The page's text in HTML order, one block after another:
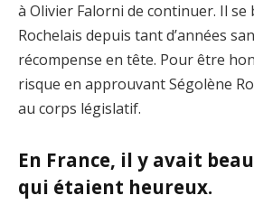
à Olivier Falorni de continuer. Il se
Rochelais depuis tant d’années
récompense en tête. Pour être
risque en approuvant Ségolène
au corps législatif.
En France, il y avait
qui étaient heureux.